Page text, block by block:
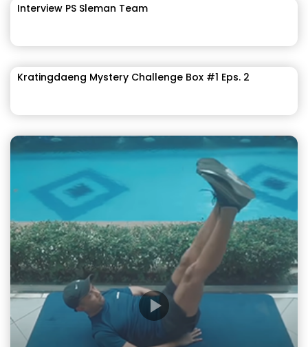
Interview PS Sleman Team
Kratingdaeng Mystery Challenge Box #1 Eps. 2